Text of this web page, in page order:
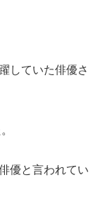
していた俳優さ
優と言われてい